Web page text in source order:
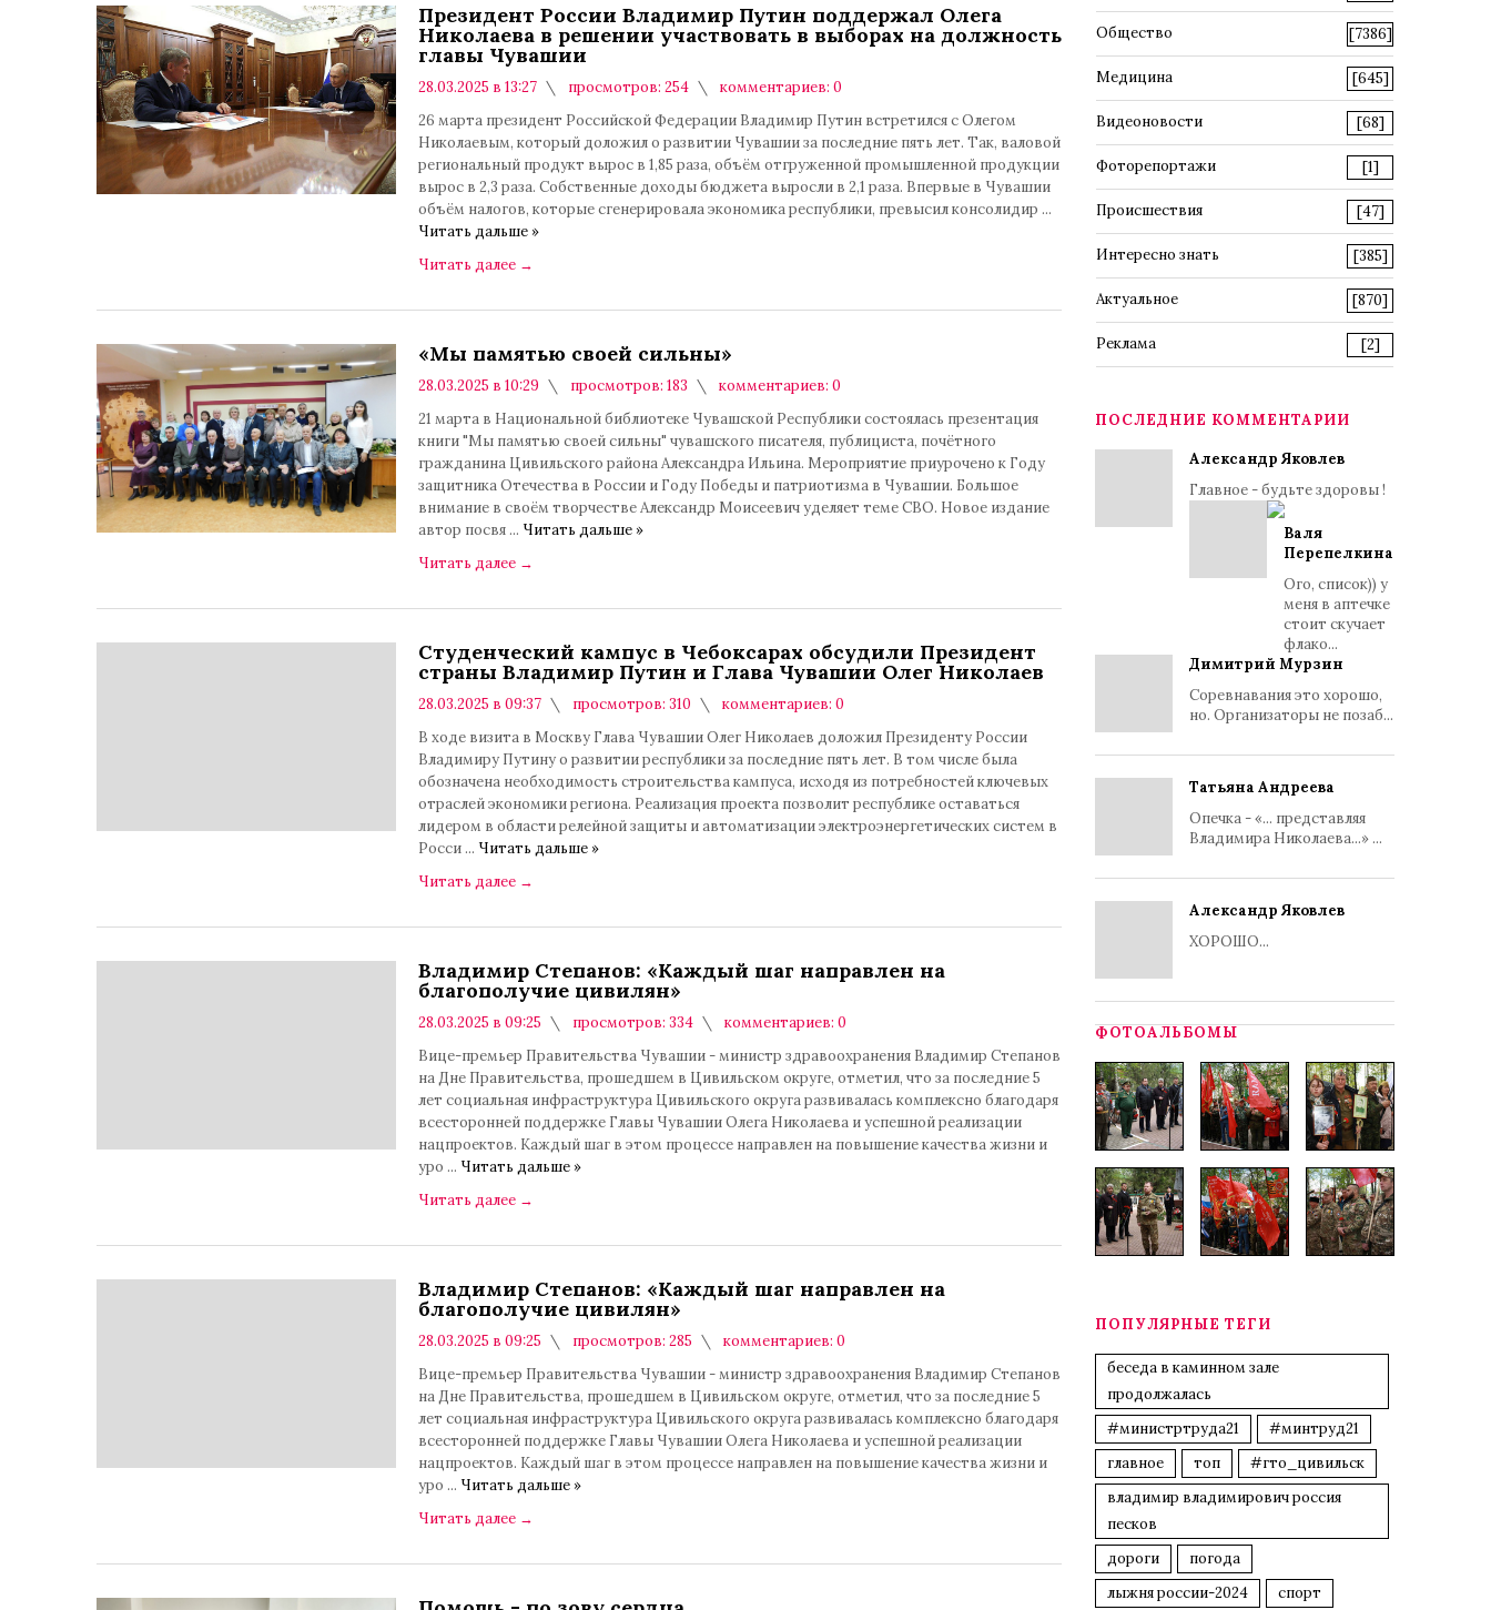
Президент России Владимир Путин поддержал Олега
Николаева в решении участвовать в выборах на должность
главы Чувашии
28.03.2025 в 13:27 просмотров: 254
комментариев: 0
26 марта президент Российской Федерации Владимир Путин встретился с Олегом
Николаевым, который доложил о развитии Чувашии за последние пять лет. Так, валовой
региональный продукт вырос в 1,85 раза, объём отгруженной промышленной продукции
вырос в 2,3 раза. Собственные доходы бюджета выросли в 2,1 раза. Впервые в Чувашии
объём налогов, которые сгенерировала экономика республики, превысил консолидир ...
Читать дальше »
Читать далее →
«Мы памятью своей сильны»
28.03.2025 в 10:29 просмотров: 183
комментариев: 0
21 марта в Национальной библиотеке Чувашской Республики состоялась презентация
книги "Мы памятью своей сильны" чувашского писателя, публициста, почётного
гражданина Цивильского района Александра Ильина. Мероприятие приурочено к Году
защитника Отечества в России и Году Победы и патриотизма в Чувашии. Большое
внимание в своём творчестве Александр Моисеевич уделяет теме СВО. Новое издание
автор посвя ... Читать дальше »
Читать далее →
Студенческий кампус в Чебоксарах обсудили Президент
страны Владимир Путин и Глава Чувашии Олег Николаев
28.03.2025 в 09:37 просмотров: 310
комментариев: 0
В ходе визита в Москву Глава Чувашии Олег Николаев доложил Президенту России
Владимиру Путину о развитии республики за последние пять лет. В том числе была
обозначена необходимость строительства кампуса, исходя из потребностей ключевых
отраслей экономики региона. Реализация проекта позволит республике оставаться
лидером в области релейной защиты и автоматизации электроэнергетических систем в
Росси ... Читать дальше »
Читать далее →
Владимир Степанов: «Каждый шаг направлен на
благополучие цивилян»
28.03.2025 в 09:25 просмотров: 334
комментариев: 0
Вице-премьер Правительства Чувашии - министр здравоохранения Владимир Степанов
на Дне Правительства, прошедшем в Цивильском округе, отметил, что за последние 5
лет социальная инфраструктура Цивильского округа развивалась комплексно благодаря
всесторонней поддержке Главы Чувашии Олега Николаева и успешной реализации
нацпроектов. Каждый шаг в этом процессе направлен на повышение качества жизни и
уро ... Читать дальше »
Читать далее →
Владимир Степанов: «Каждый шаг направлен на
благополучие цивилян»
28.03.2025 в 09:25 просмотров: 285
комментариев: 0
Вице-премьер Правительства Чувашии - министр здравоохранения Владимир Степанов
на Дне Правительства, прошедшем в Цивильском округе, отметил, что за последние 5
лет социальная инфраструктура Цивильского округа развивалась комплексно благодаря
всесторонней поддержке Главы Чувашии Олега Николаева и успешной реализации
нацпроектов. Каждый шаг в этом процессе направлен на повышение качества жизни и
уро ... Читать дальше »
Читать далее →
Общество [7386]
Медицина [645]
Видеоновости [68]
Фоторепортажи [1]
Происшествия [47]
Интересно знать [385]
Актуальное [870]
Реклама [2]
ПОСЛЕДНИЕ КОММЕНТАРИИ
Александр Яковлев
Главное - будьте здоровы !
Валя
Перепелкина
Ого, список)) у
меня в аптечке
стоит скучает
флако...
Димитрий Мурзин
Соревнавания это хорошо,
но. Организаторы не позаб...
Татьяна Андреева
Опечка - «... представляя
Владимира Николаева...» ...
Александр Яковлев
ХОРОШО...
ФОТОАЛЬБОМЫ
ПОПУЛЯРНЫЕ ТЕГИ
беседа в каминном зале
продолжалась
#министртруда21
#минтруд21
главное
топ
#гто_цивильск
владимир владимирович россия
песков
дороги
погода
лыжня россии-2024
спорт